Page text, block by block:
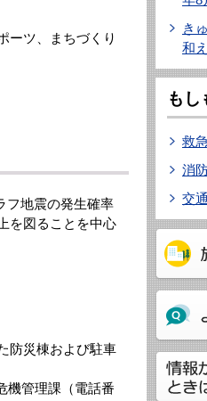
ーツ、まちづくり
フ地震の発生確率
を図ることを中心
防災棟および駐車
機管理課（電話番
き
和え
もし
救
消
交